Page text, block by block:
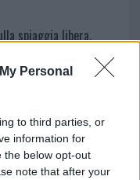
Personal
to third parties, or
information for
the below opt-out
note that after your
spiaggia libera,
Smeralda